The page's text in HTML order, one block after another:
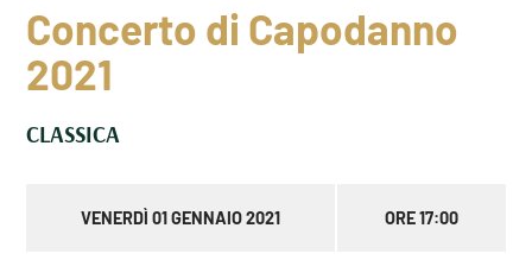
Concerto di Capodanno
2021
CLASSICA
VENERDÌ 01 GENNAIO 2021 ORE 17:00